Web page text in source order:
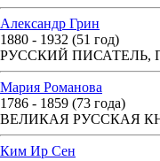
Александр Грин
1880 - 1932 (51 год)
РУССКИЙ ПИСАТЕЛЬ,
Мария Романова
1786 - 1859 (73 года)
ВЕЛИКАЯ РУССКАЯ
Ким Ир Сен